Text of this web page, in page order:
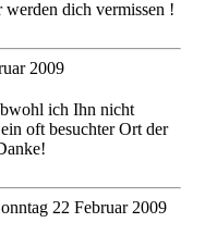
dich vermissen !
2009
ich Ihn nicht
oft besuchter Ort der
22 Februar 2009